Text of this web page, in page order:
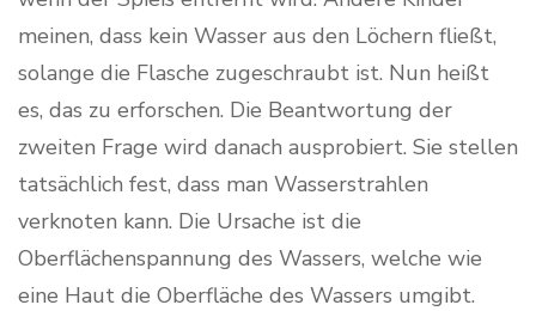
meinen, dass kein Wasser aus den Löchern fließt,
solange die Flasche zugeschraubt ist. Nun heißt
es, das zu erforschen. Die Beantwortung der
zweiten Frage wird danach ausprobiert. Sie stellen
tatsächlich fest, dass man Wasserstrahlen
verknoten kann. Die Ursache ist die
Oberflächenspannung des Wassers, welche wie
eine Haut die Oberfläche des Wassers umgibt.